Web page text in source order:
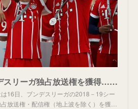
スカパー！がブンデスリーガ独占放送権を獲得…2018－19シーズンから放送 | サッカーキング
16日、ブンデスリーガの2018－19シー
放送権・配信権（地上波を除く）を獲…